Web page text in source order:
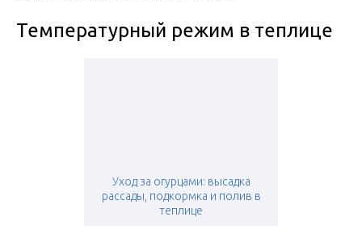
Температурный режим в теплице
Уход за огурцами: высадка
рассады, подкормка и полив в
теплице